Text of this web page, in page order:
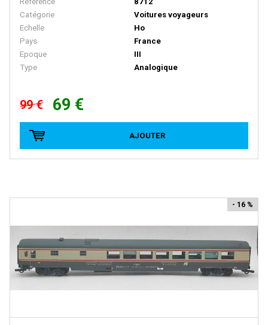
D+R MODELLBAHN
DACKER
DAPOL
DEKAS
DE MASSINI
DIECAST MODEL
DM TOYS
DRAGON
DYNAM
Catégorie
Voitures voyageurs
Echelle
Ho
Pays
France
Epoque
III
Type
Analogique
99 € 69 €
AJOUTER
- 16 %